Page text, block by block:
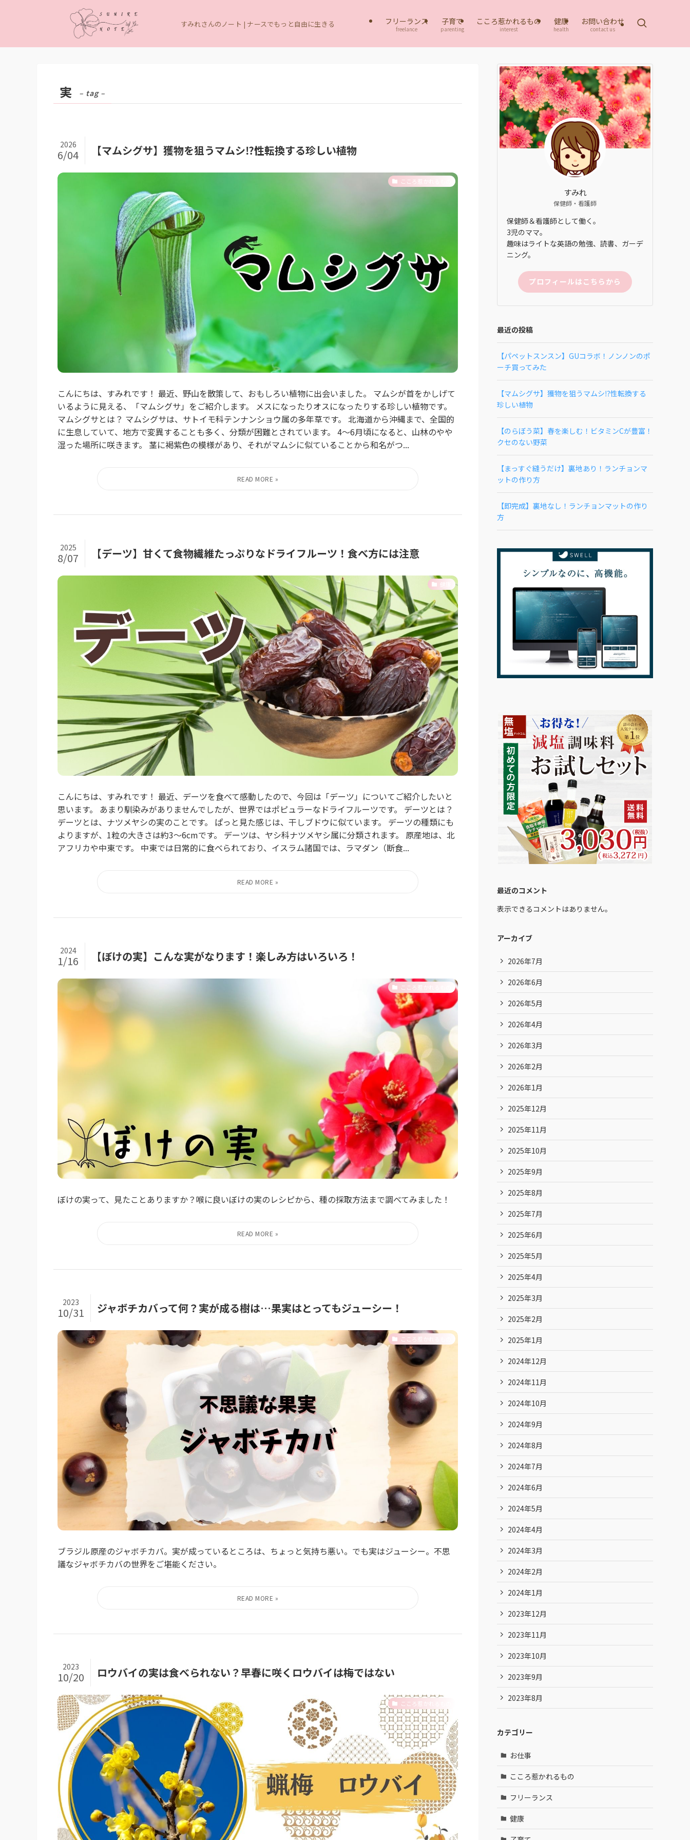
すみれさんのノート | ナースでもっと自由に生きる フリーランス
freelance
子育て
parenting
こころ惹かれるもの
interest
健康
health
お問い合わせ
contact us
実 – tag –
【マムシグサ】獲物を狙うマムシ⁉性転換する珍しい植物
2026
6/04
こころ惹かれるもの
こんにちは、すみれです！ 最近、野山を散策して、おもしろい植物に出会いました。 マムシが首をかしげて
いるように見える、「マムシグサ」をご紹介します。 メスになったりオスになったりする珍しい植物です。
マムシグサとは？ マムシグサは、サトイモ科テンナンショウ属の多年草です。 北海道から沖縄まで、全国的
に生息していて、地方で変異することも多く、分類が困難とされています。 4〜6月頃になると、山林のやや
湿った場所に咲きます。 茎に褐紫色の模様があり、それがマムシに似ていることから和名がつ...
【デーツ】甘くて食物繊維たっぷりなドライフルーツ！食べ方には注意
2025
8/07
健康
こんにちは、すみれです！ 最近、デーツを食べて感動したので、今回は「デーツ」についてご紹介したいと
思います。 あまり馴染みがありませんでしたが、世界ではポピュラーなドライフルーツです。 デーツとは？
デーツとは、ナツメヤシの実のことです。 ぱっと見た感じは、干しブドウに似ています。 デーツの種類にも
よりますが、1粒の大きさは約3～6cmです。 デーツは、ヤシ科ナツメヤシ属に分類されます。 原産地は、北
アフリカや中東です。 中東では日常的に食べられており、イスラム諸国では、ラマダン（断食...
【ぼけの実】こんな実がなります！楽しみ方はいろいろ！
2024
1/16
こころ惹かれるもの
ぼけの実って、見たことありますか？喉に良いぼけの実のレシピから、種の採取方法まで調べてみました！
ジャボチカバって何？実が成る樹は…果実はとってもジューシー！
2023
10/31
こころ惹かれるもの
ブラジル原産のジャボチカバ。実が成っているところは、ちょっと気持ち悪い。でも実はジューシー。不思
議なジャボチカバの世界をご堪能ください。
ロウバイの実は食べられない？早春に咲くロウバイは梅ではない
2023
10/20
こころ惹かれるもの
すみれ
保健師・看護師
保健師＆看護師として働く。
3児のママ。
趣味はライトな英語の勉強、読書、ガーデ
ニング。
プロフィールはこちらから
最近の投稿
【パペットスンスン】GUコラボ！ノンノンのポ
ーチ買ってみた
【マムシグサ】獲物を狙うマムシ⁉性転換する
珍しい植物
【のらぼう菜】春を楽しむ！ビタミンCが豊富！
クセのない野菜
【まっすぐ縫うだけ】裏地あり！ランチョンマ
ットの作り方
【即完成】裏地なし！ランチョンマットの作り
方
最近のコメント
表示できるコメントはありません。
アーカイブ
2026年7月
2026年6月
2026年5月
2026年4月
2026年3月
2026年2月
2026年1月
2025年12月
2025年11月
2025年10月
2025年9月
2025年8月
2025年7月
2025年6月
2025年5月
2025年4月
2025年3月
2025年2月
2025年1月
2024年12月
2024年11月
2024年10月
2024年9月
2024年8月
2024年7月
2024年6月
2024年5月
2024年4月
2024年3月
2024年2月
2024年1月
2023年12月
2023年11月
2023年10月
2023年9月
2023年8月
カテゴリー
お仕事
こころ惹かれるもの
フリーランス
健康